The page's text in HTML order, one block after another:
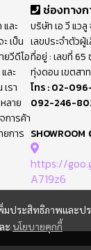
มประสิทธิภาพและป
ะ นโยบายคุกกี้
และ
เป็น
ยวีดีโอ
ละ
รา
ลาย
การค้า
ยการ
ช่องทาง
บริษัท เอ วี แว
เลขประจำตัวผู้
ที่อยู่ : เลขที่
ทุ่งดอน เขตสา
โทร :02-
092-246-
SHOWROOM
https://
A719z6